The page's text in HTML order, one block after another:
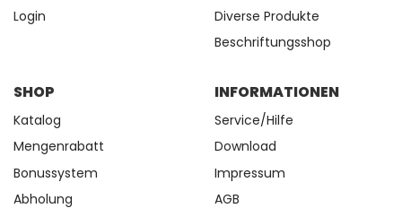
Login
Diverse Produkte
Beschriftungsshop
SHOP
Katalog
Mengenrabatt
Bonussystem
Abholung
INFORMATIONEN
Service/Hilfe
Download
Impressum
AGB